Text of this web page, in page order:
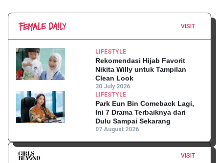
VISIT
LIFESTYLE
Rekomendasi Hijab Favorit
Nikita Willy untuk Tampilan
Clean Look
30 July 2026
LIFESTYLE
Park Eun Bin Comeback Lagi,
Ini 7 Drama Terbaiknya dari
Dulu Sampai Sekarang
07 August 2026
VISIT